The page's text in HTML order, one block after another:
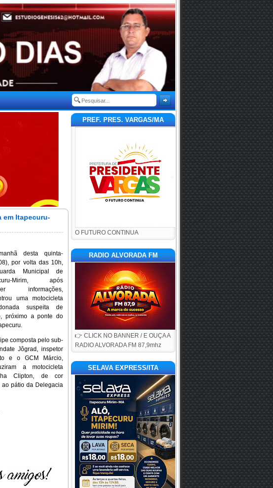
em Itapecuru-
desta quinta-
por volta das 10h,
Municipal de
Mirim, após
informações,
uma motocicleta
suspeita de
próximo a ponte do
composta pelo sub-
Jôgrad, inspetor
e o GCM Márcio,
a motocicleta
Clipton, de cor
ao pátio da Delegacia
PREF. PRES. VARGAS/MA
O FUTURO CONTINUA
RADIO ALVORADA FM
👉 CLICK NO BANNER / E OUÇA A
RADIO ALVORADA FM 87,9mhz
SELAVA EXPRESS/ITA